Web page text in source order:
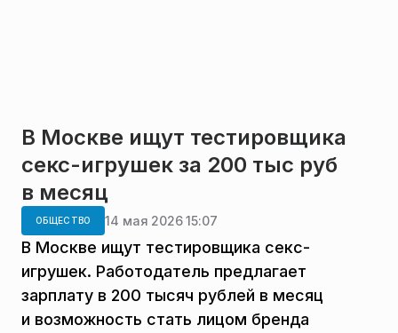
В Москве ищут тестировщика
секс-игрушек за 200 тыс руб
в месяц
ОБЩЕСТВО 14 мая 2026 15:07
В Москве ищут тестировщика секс-
игрушек. Работодатель предлагает
зарплату в 200 тысяч рублей в месяц
и возможность стать лицом бренда